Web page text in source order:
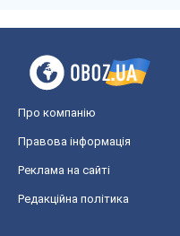
Про компанію
Правова інформація
Реклама на сайті
Редакційна політика